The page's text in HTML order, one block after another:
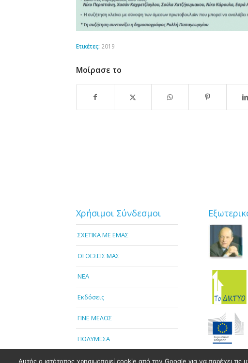
Ετικέτες: 2019
Μοίρασε το
Χρήσιμοι Σύνδεσμοι
ΣΧΕΤΙΚΑ ΜΕ ΕΜΑΣ
OI ΘΕΣΕΙΣ ΜΑΣ
NEA
Εκδόσεις
ΓΙΝΕ ΜΕΛΟΣ
ΠΟΛΥΜΕΣΑ
Αυτός ο ιστότοπος χρησιμοποιεί cookie από την Google για να παρέχει